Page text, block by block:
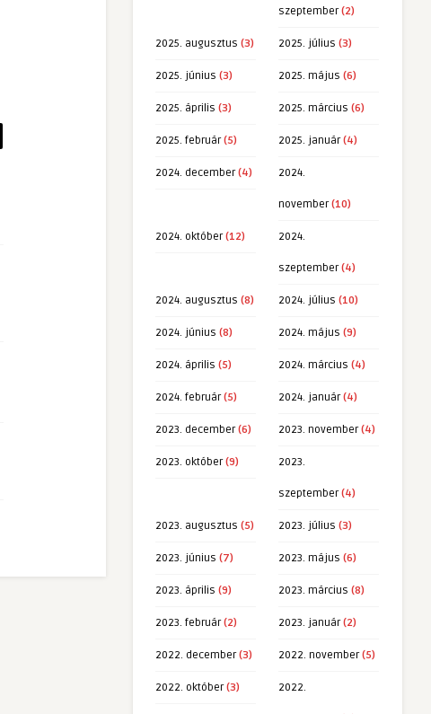
szeptember(2)
2025. augusztus (3) 2025. július (3)
2025. június (3) 2025. május (6)
2025. április (3) 2025. március (6)
2025. február(5) 2025. január(4)
2024. december(4) 2024.
november(10)
2024. október(12) 2024.
szeptember(4)
2024. augusztus (8) 2024. július (10)
2024. június (8) 2024. május (9)
2024. április (5) 2024. március (4)
2024. február(5) 2024. január(4)
2023. december(6) 2023. november(4)
2023. október(9) 2023.
szeptember(4)
2023. augusztus (5) 2023. július (3)
2023. június (7) 2023. május (6)
2023. április (9) 2023. március (8)
2023. február(2) 2023. január(2)
2022. december(3) 2022. november(5)
2022. október(3) 2022.